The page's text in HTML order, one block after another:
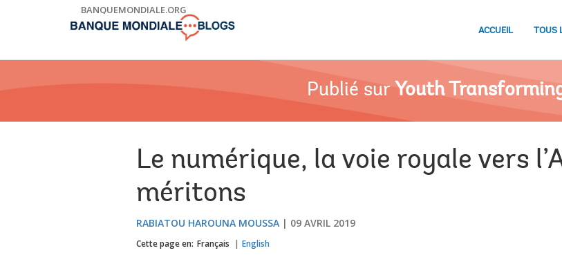
BANQUEMONDIALE.ORG
ACCUEIL TOUS
Publié sur Youth
Le numérique, la voie royale vers
méritons
RABIATOU HAROUNA MOUSSA 09 AVRIL 2019
Cette page en: Français English